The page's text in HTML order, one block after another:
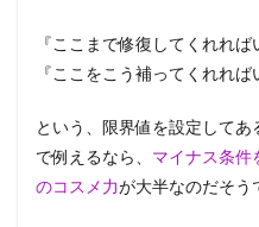
『ここまで修復してくれれば
『ここをこう補ってくれれば
という、限界値を設定して
で例えるなら、 マイナス条件
のコスメ力が大半なのだそう